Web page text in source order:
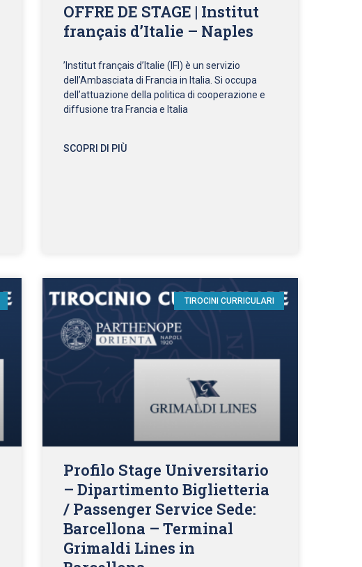
OFFRE DE STAGE | Institut
français d’Italie – Naples
’Institut français d’Italie (IFI) è un servizio
dell’Ambasciata di Francia in Italia. Si occupa
dell’attuazione della politica di cooperazione e
diffusione tra Francia e Italia
SCOPRI DI PIÙ
TIROCINI CURRICULARI
Profilo Stage Universitario
– Dipartimento Biglietteria
/ Passenger Service Sede:
Barcellona – Terminal
Grimaldi Lines in